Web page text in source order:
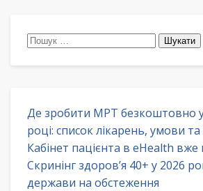
Пошук:
Де зробити МРТ безкоштовно у
році: список лікарень, умови
Кабінет пацієнта в eHealth
Скринінг здоров’я 40+ у 2026
держави на обстеження